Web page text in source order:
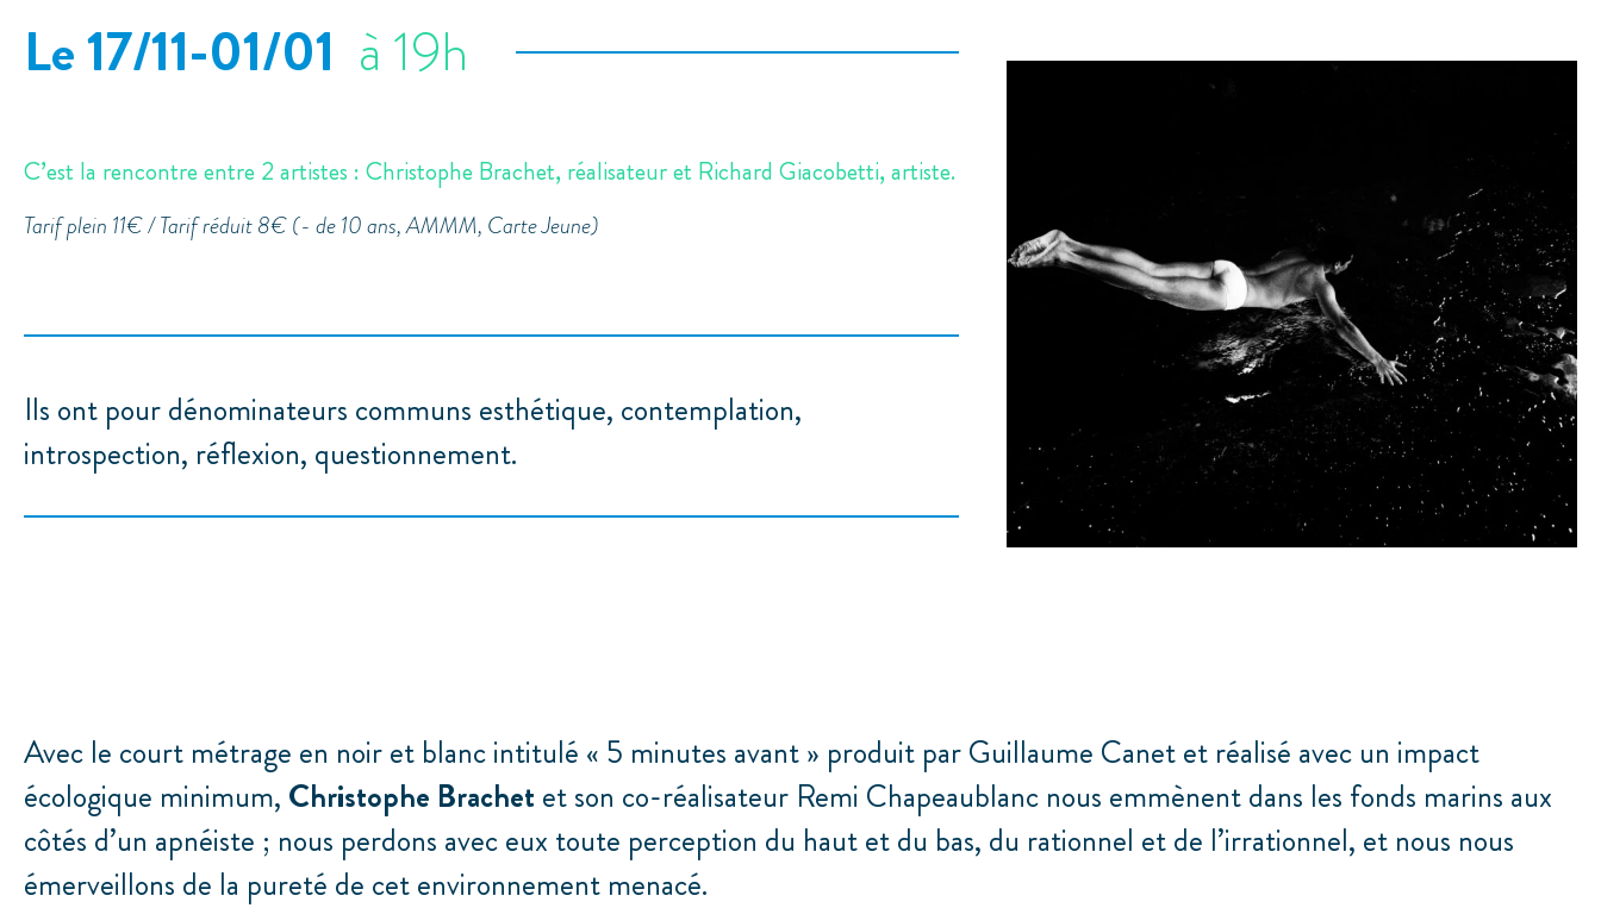
Le 17/11-01/01 à 19h
C’est la rencontre entre 2 artistes : Christophe Brachet, réalisateur et Richard Giacobetti, artiste.
Tarif plein 11€ / Tarif réduit 8€ (- de 10 ans, AMMM, Carte Jeune)
Ils ont pour dénominateurs communs esthétique, contemplation,
introspection, réflexion, questionnement.
Avec le court métrage en noir et blanc intitulé « 5 minutes avant » produit par Guillaume Canet et réalisé avec un impact
écologique minimum, Christophe Brachet et son co-réalisateur Remi Chapeaublanc nous emmènent dans les fonds marins aux
côtés d’un apnéiste ; nous perdons avec eux toute perception du haut et du bas, du rationnel et de l’irrationnel, et nous nous
émerveillons de la pureté de cet environnement menacé.